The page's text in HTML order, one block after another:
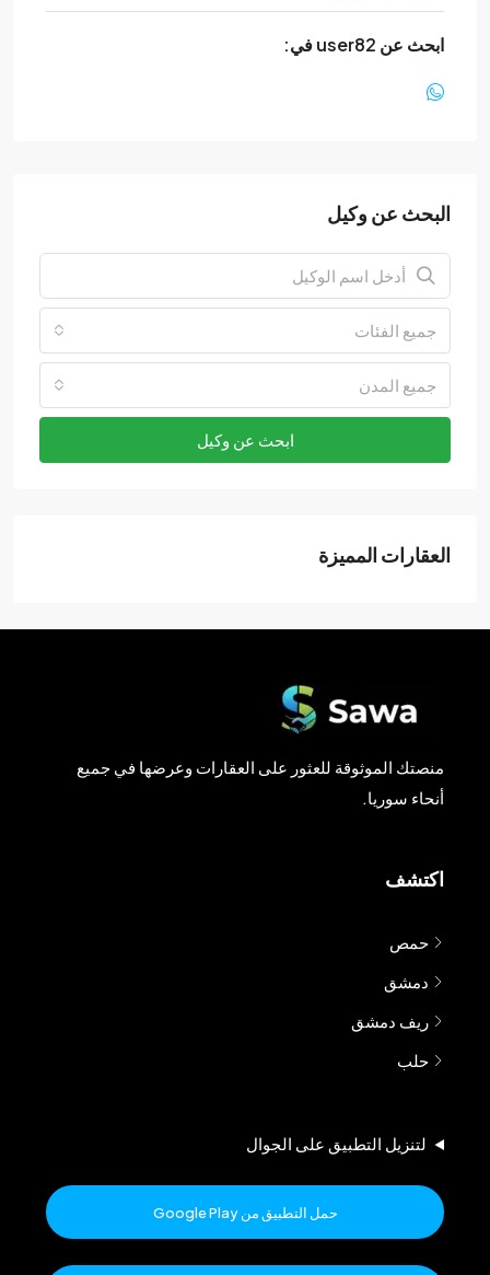
ابحث عن user82 في:
البحث عن وكيل
جميع الفئات
جميع المدن
ابحث عن وكيل
العقارات المميزة
منصتك الموثوقة للعثور على العقارات وعرضها في جميع
أنحاء سوريا.
اكتشف
حمص
دمشق
ريف دمشق
حلب
لتنزيل التطبيق على الجوال
حمل التطبيق من Google Play